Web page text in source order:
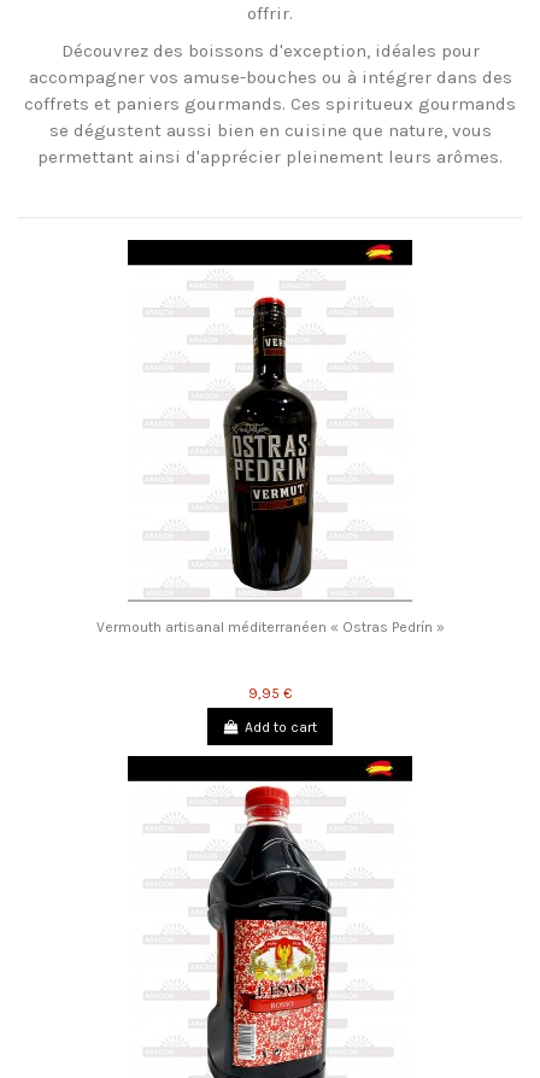
offrir.
Découvrez des boissons d'exception, idéales pour
accompagner vos amuse-bouches ou à intégrer dans des
coffrets et paniers gourmands. Ces spiritueux gourmands
se dégustent aussi bien en cuisine que nature, vous
permettant ainsi d'apprécier pleinement leurs arômes.
Vermouth artisanal méditerranéen « Ostras Pedrín »
9,95 €
Add to cart